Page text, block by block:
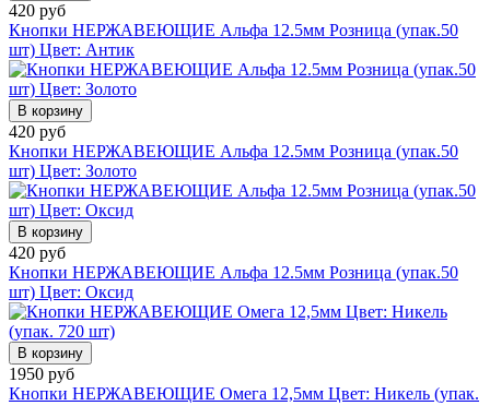
420 руб
Кнопки НЕРЖАВЕЮЩИЕ Альфа 12.5мм Розница (упак.50
шт) Цвет: Антик
В корзину
420 руб
Кнопки НЕРЖАВЕЮЩИЕ Альфа 12.5мм Розница (упак.50
шт) Цвет: Золото
В корзину
420 руб
Кнопки НЕРЖАВЕЮЩИЕ Альфа 12.5мм Розница (упак.50
шт) Цвет: Оксид
В корзину
1950 руб
Кнопки НЕРЖАВЕЮЩИЕ Омега 12,5мм Цвет: Никель (упак.